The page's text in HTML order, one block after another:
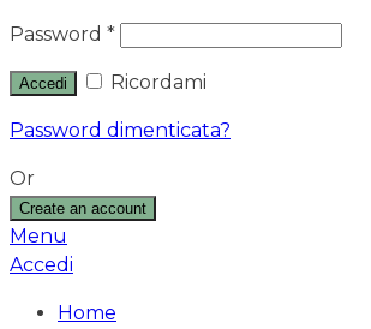
Password *
Accedi Ricordami
Password dimenticata?
Or
Create an account
Menu
Accedi
Home